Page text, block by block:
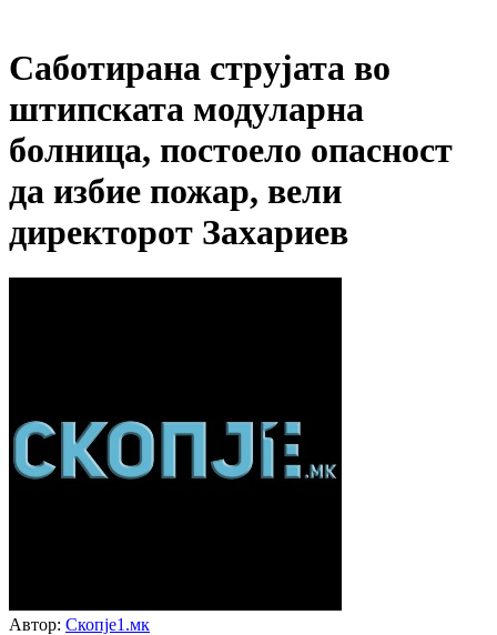
Саботирана струјата во
штипската модуларна
болница, постоело опасност
да избие пожар, вели
директорот Захариев
Автор: Скопје1.мк